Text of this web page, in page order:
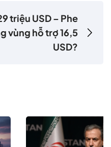
triệu USD – Phe
vùng hỗ trợ 16,5
USD?